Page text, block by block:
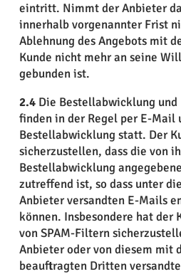
eintritt. Nimmt der Anbieter
innerhalb vorgenannter Frist
Ablehnung des Angebots mit
Kunde nicht mehr an seine
gebunden ist.
2.4Die Bestellabwicklung und
finden in der Regel per E-
Bestellabwicklung statt. Der
sicherzustellen, dass die von
Bestellabwicklung
zutreffend ist, so dass unter
Anbieter versandten E-Mails
können. Insbesondere hat der
von SPAM-Filtern
Anbieter oder von diesem mit
beauftragten Dritten